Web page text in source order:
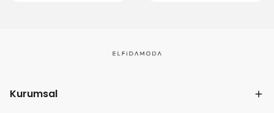
Kurumsal